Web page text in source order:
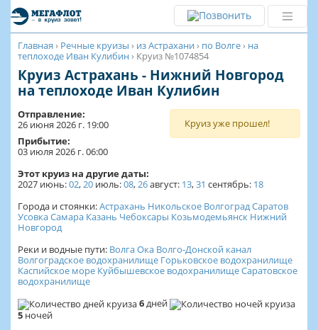
Главная › Речные круизы › из Астрахани › по Волге› на
теплоходе Иван Кулибин › Круиз №1074854
Круиз Астрахань - Нижний Новгород
на теплоходе Иван Кулибин
Отправление:
26 июня 2026 г. 19:00
Прибытие:
03 июля 2026 г. 06:00
Круиз уже прошел!
Этот круиз на другие даты:
2027 июнь:02,20 июль:08,26август: 13,31 сентябрь: 18
Города и стоянки:Астрахань Никольское ВолгоградСаратов
УсовкаСамара Казань Чебоксары Козьмодемьянск Нижний
Новгород
Реки и водные пути: ВолгаОка Волго-Донской канал
Волгоградское водохранилище Горьковское водохранилище
Каспийское море Куйбышевское водохранилищеСаратовское
водохранилище
6дней
5 ночей